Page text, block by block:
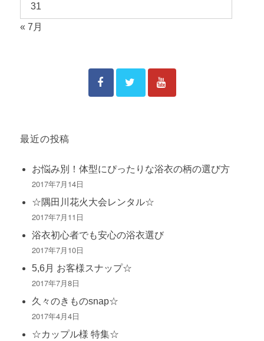
31
« 7月
最近の投稿
お悩み別！体型にぴったりな浴衣の柄の選び方
2017年7月14日
☆隅田川花火大会レンタル☆
2017年7月11日
浴衣初心者でも安心の浴衣選び
2017年7月10日
5,6月 お客様スナップ☆
2017年7月8日
久々のきものsnap☆
2017年4月4日
☆カップル様 特集☆